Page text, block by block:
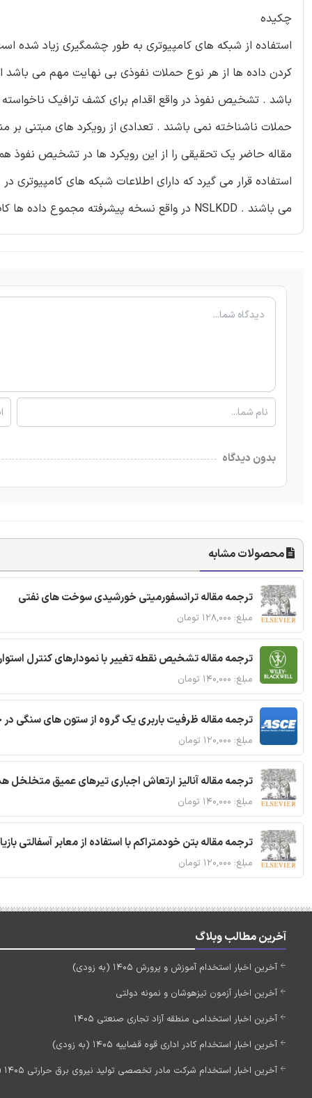
چکیده
استفاده از شبکه های کامپیوتری به طور چشمگیری زیاد شده
کردن داده ها از هر نوع حملات نفوذی بی نهایت مهم می باشد
باشد . تشخیص نفوذ در واقع اقدام برای کشف ترافیک
حملات ناشناخته نمی باشند . تعدادی از رویکرد های مبتنی
استفاده قرار می گیرد که دارای اطلاعات شبکه های
می باشند . NSLKDD در واقع نسخه پیشرفته مجموع داده ها کاپ KDD می باشد .
بدون دیدگاه
محصولات مشابه
ترجمه مقاله ترانسفورمیتی خورشیدی سوخت های نفتی
مبلغ: ۱۲۸,۰۰۰ تومان
ترجمه مقاله تشخیص نقطه تغییر با نمودارهای کنترل
مبلغ: ۱۴۰,۰۰۰ تومان
ترجمه مقاله ظرفیت باربری یک گروه از ستون های سنگی
مبلغ: ۱۲۰,۰۰۰ تومان
ترجمه مقاله آنالیز ارتعاش اجباری تیرهای عمیق متخلخل
مبلغ: ۱۴۰,۰۰۰ تومان
ترجمه مقاله بتن خودمتراکم با استفاده از معابر آسفالتی
مبلغ: ۱۲۰,۰۰۰ تومان
آخرین مطالب وبلاگ
آخرین اخبار استخدام آموزش و پرورش 1405 (به زودی)
آخرین اخبار آزمون تیزهوشان و نمونه دولتی
آخرین اخبار استخدامی منطقه آزاد تجاری صنعتی 1405
آخرین اخبار استخدام کادر اداری قوه قضاییه 1405 (به زودی)
آخرین اخبار استخدام شرکت مادر تخصصی تولید نیروی برق حرارتی 1405 (استخدام جدید)